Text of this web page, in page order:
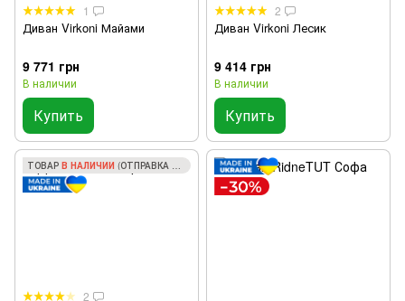
1
Диван Virkoni Майами
9 771 грн
В наличии
Купить
2
Диван Virkoni Лесик
9 414 грн
В наличии
Купить
ТОВАР В НАЛИЧИИ (ОТПРАВКА ЗА 1 ДЕНЬ)
2